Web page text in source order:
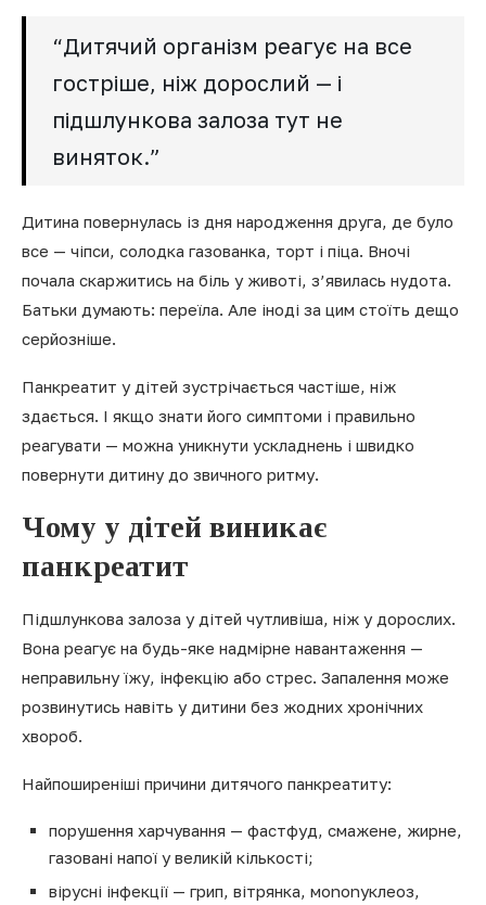
“Дитячий організм реагує на все
гостріше, ніж дорослий — і
підшлункова залоза тут не
виняток.”
Дитина повернулась із дня народження друга, де було
все — чіпси, солодка газованка, торт і піца. Вночі
почала скаржитись на біль у животі, з’явилась нудота.
Батьки думають: переїла. Але іноді за цим стоїть дещо
серйозніше.
Панкреатит у дітей зустрічається частіше, ніж
здається. І якщо знати його симптоми і правильно
реагувати — можна уникнути ускладнень і швидко
повернути дитину до звичного ритму.
Чому у дітей виникає
панкреатит
Підшлункова залоза у дітей чутливіша, ніж у дорослих.
Вона реагує на будь-яке надмірне навантаження —
неправильну їжу, інфекцію або стрес. Запалення може
розвинутись навіть у дитини без жодних хронічних
хвороб.
Найпоширеніші причини дитячого панкреатиту:
порушення харчування — фастфуд, смажене, жирне,
газовані напої у великій кількості;
вірусні інфекції — грип, вітрянка, мononуклеоз,